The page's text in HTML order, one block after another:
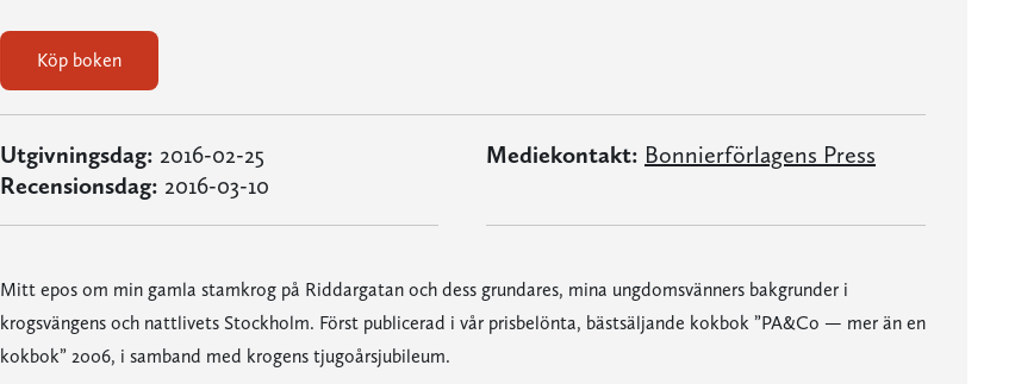
Köp boken
Utgivningsdag: 2016-02-25
Recensionsdag: 2016-03-10
Mediekontakt: Bonnierförlagens Press
Mitt epos om min gamla stamkrog på Riddargatan och dess grundares, mina ungdomsvänners bakgrunder i
krogsvängens och nattlivets Stockholm. Först publicerad i vår prisbelönta, bästsäljande kokbok ”PA&Co — mer än en
kokbok” 2006, i samband med krogens tjugoårsjubileum.